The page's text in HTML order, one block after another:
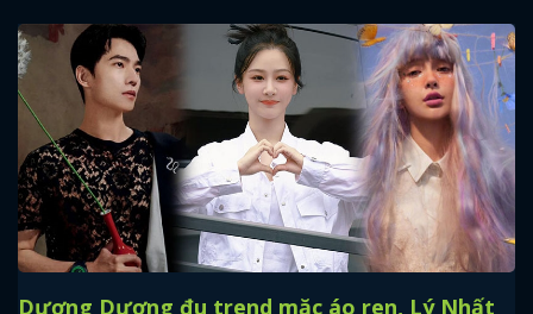
Dương Dương đu trend mặc áo ren, Lý Nhất